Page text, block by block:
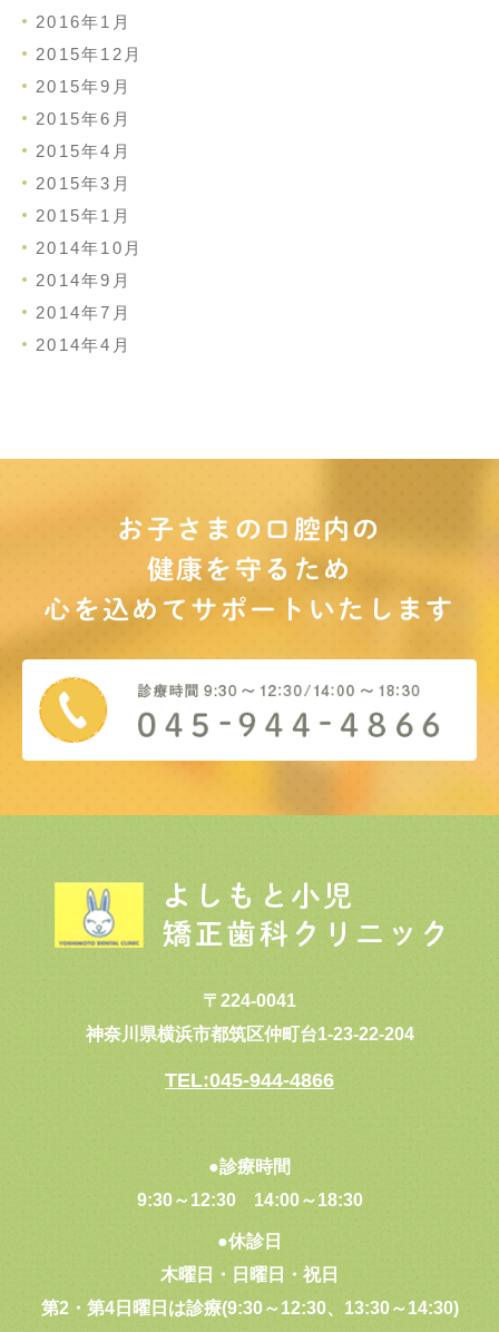
2016年1月
2015年12月
2015年9月
2015年6月
2015年4月
2015年3月
2015年1月
2014年10月
2014年9月
2014年7月
2014年4月
お子さまの口腔内の
健康を守るため
心を込めてサポート いたします
〒224-0041
神奈川県横浜市都筑区仲町台1-23-22-204
TEL:045-944-4866
●診療時間
9:30～12:30 14:00～18:30
●休診日
木曜日・日曜日・祝日
第2・第4日曜日は診療(9:30～12:30、13:30～14:30)